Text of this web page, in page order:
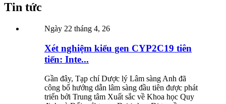
Tin tức
Ngày 22 tháng 4, 26
Xét nghiệm kiểu gen CYP2C19 tiên
tiến: Inte...
Gần đây, Tạp chí Dược lý Lâm sàng Anh đã
công bố hướng dẫn lâm sàng đầu tiên được phát
triển bởi Trung tâm Xuất sắc về Khoa học Quy